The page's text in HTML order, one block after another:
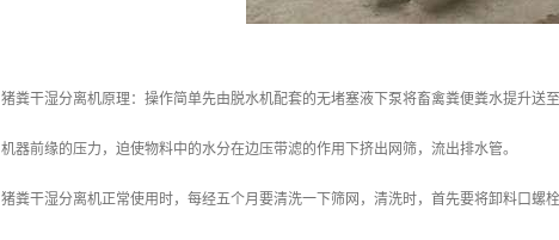
猪粪干湿分离机原理：操作简单先由脱水机配套的无堵塞液下泵将畜禽粪便粪水提升
机器前缘的压力，迫使物料中的水分在边压带滤的作用下挤出网筛，流出排水管。
猪粪干湿分离机正常使用时，每经五个月要清洗一下筛网，清洗时，首先要将卸料口螺